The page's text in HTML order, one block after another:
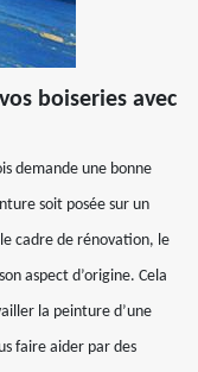
boiseries avec
demande une bonne
soit posée sur un
cadre de rénovation, le
aspect d’origine. Cela
la peinture d’une
faire aider par des